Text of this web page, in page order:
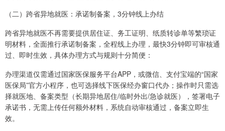
（二）跨省异地就医：承诺制备案，3分钟线上办结
跨省异地就医不再需要提供居住证、务工证明、纸质转诊单等繁琐证
明材料，全面推行承诺制备案，全程线上办理，最快3分钟即可审核通
过、即时生效，具体办理方式与规则十分简便：
办理渠道仅需通过国家医保服务平台APP，或微信、支付宝端的“国家
医保局”官方小程序，也可选择线下医保经办窗口代办；操作时只需选
择就医地、备案类型（长期异地居住/临时外出/急诊就医），签署电子
承诺书，无需上传任何额外材料，系统自动审核通过，备案立即生
效。